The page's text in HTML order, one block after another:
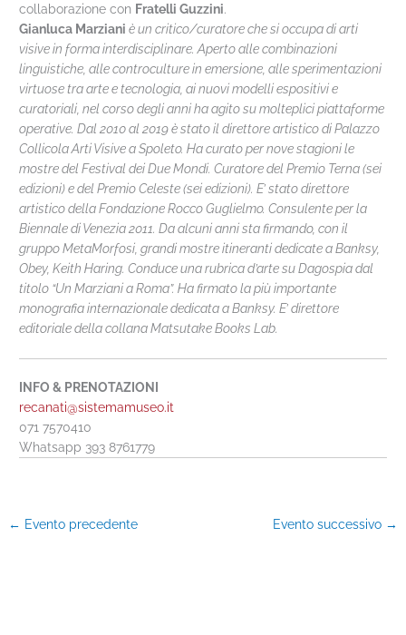
collaborazione con Fratelli Guzzini.
Gianluca Marzianiè un critico/curatore che si occupa di arti
visive in forma interdisciplinare. Aperto alle combinazioni
linguistiche, alle controculture in emersione, alle sperimentazioni
virtuose tra arte e tecnologia, ai nuovi modelli espositivi e
curatoriali, nel corso degli anni ha agito su molteplici piattaforme
operative. Dal 2010 al 2019 è stato il direttore artistico di Palazzo
Collicola Arti Visive a Spoleto. Ha curato per nove stagioni le
mostre del Festival dei Due Mondi. Curatore del Premio Terna (sei
edizioni) e del Premio Celeste (sei edizioni). E’ stato direttore
artistico della Fondazione Rocco Guglielmo. Consulente per la
Biennale di Venezia 2011. Da alcuni anni sta firmando, con il
gruppo MetaMorfosi, grandi mostre itineranti dedicate a Banksy,
Obey, Keith Haring. Conduce una rubrica d’arte su Dagospia dal
titolo “Un Marziani a Roma”. Ha firmato la più importante
monografia internazionale dedicata a Banksy. E’ direttore
editoriale della collana Matsutake Books Lab.
INFO & PRENOTAZIONI
recanati@sistemamuseo.it
071 7570410
Whatsapp 393 8761779
← Evento precedente Evento successivo →